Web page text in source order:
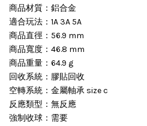
商品材質：鋁合金
適合玩法：1A 3A 5A
商品直徑：56.9 mm
商品寬度：46.8 mm
商品重量：64.9 g
回收系統：膠貼回收
空轉系統：金屬軸承 size c
反應類型：無反應
強制收球：需要